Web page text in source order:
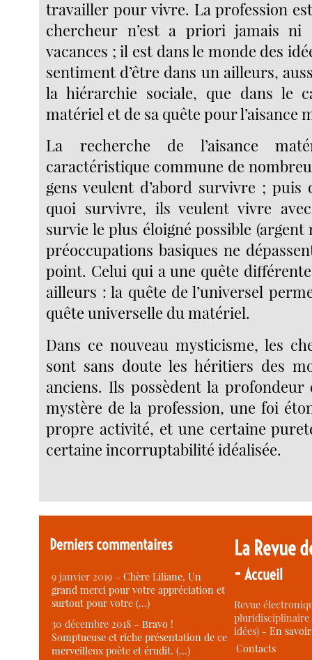
travailler pour vivre. La profession
chercheur n’est a priori jamais
vacances ; il est dans le monde des
sentiment d’être dans un ailleurs,
la hiérarchie sociale, que dans le
matériel et de sa quête pour l’aisance
La recherche de l’aisance
caractéristique commune de
gens veulent d’abord survivre ;
quoi survivre, ils veulent vivre
survie le plus éloigné possible (argent
préoccupations basiques ne
point. Celui qui a une quête
ailleurs : la quête de l’universel
quête universelle du matériel.
Dans ce nouveau mysticisme, les
sont sans doute les héritiers des
anciens. Ils possèdent la profondeur
mystère de la profession, une foi
propre activité, et une certaine
certaine incorruptabilité idéalisée.
Derniers commentaires
9 janvier 2019 –Chère Liliane, Un
grand merci pour votre appréciation et
surtout pour votre (…)
30 décembre 2018 –Bravo !
Somptueuse et riche présentation de ce
merveilleux poète et érudit. (…)
La Revue
-Accueil
Revue
idées) -En
Contacts